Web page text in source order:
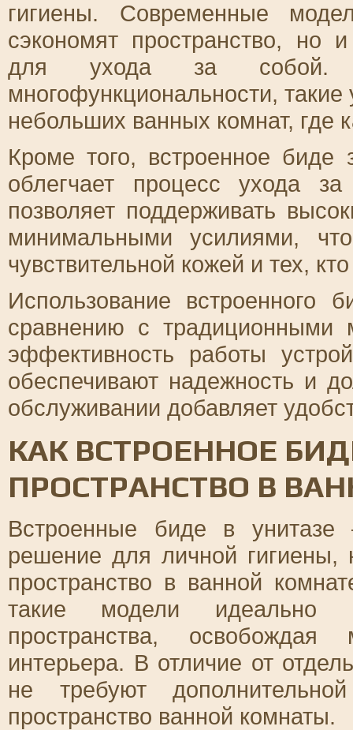
гигиены. Современные
сэкономят пространство, но
для ухода за собой.
многофункциональности,
небольших ванных комнат, где
Кроме того, встроенное
облегчает процесс ухода
позволяет поддерживать
минимальными усилиями,
чувствительной кожей и тех,
Использование встроенного
сравнению с традиционными
эффективность работы
обеспечивают надежность и
обслуживании добавляет
КАК ВСТРОЕННОЕ
ПРОСТРАНСТВО В
Встроенные биде в унитазе
решение для личной гигиены,
пространство в ванной
такие модели идеально
пространства,
интерьера. В отличие от
не требуют
пространство ванной комнаты.